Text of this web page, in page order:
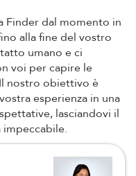
Finder dal momento in
alla fine del vostro
umano e ci
voi per capire le
nostro obiettivo è
esperienza in una
lasciandovi il